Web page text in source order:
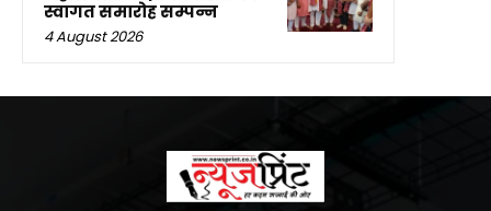
स्वागत समारोह सम्पन्न
4 August 2026